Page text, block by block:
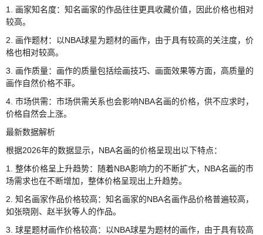
1. 画家知名度：知名画家的作品往往更具收藏价值，因此价格也相对
较高。
2. 画作题材：以NBA球星为题材的画作，由于具有较高的关注度，价
格也相对较高。
3. 画作质量：画作的质量包括绘画技巧、画面效果等方面，高质量的
画作自然价格不菲。
4. 市场供需：市场供需关系也会影响NBA名画的价格，供不应求时，
价格自然会上涨。
最新数据解析
根据2026年的数据显示，NBA名画的价格呈现出以下特点：
1. 整体价格呈上升趋势：随着NBA影响力的不断扩大，NBA名画的市
场需求也在不断增加，整体价格呈现出上升趋势。
2. 知名画家作品价格较高：知名画家的NBA名画作品价格普遍较高，
如张晓刚、赵半狄等人的作品。
3. 球星题材画作价格较高：以NBA球星为题材的画作，由于具有较高